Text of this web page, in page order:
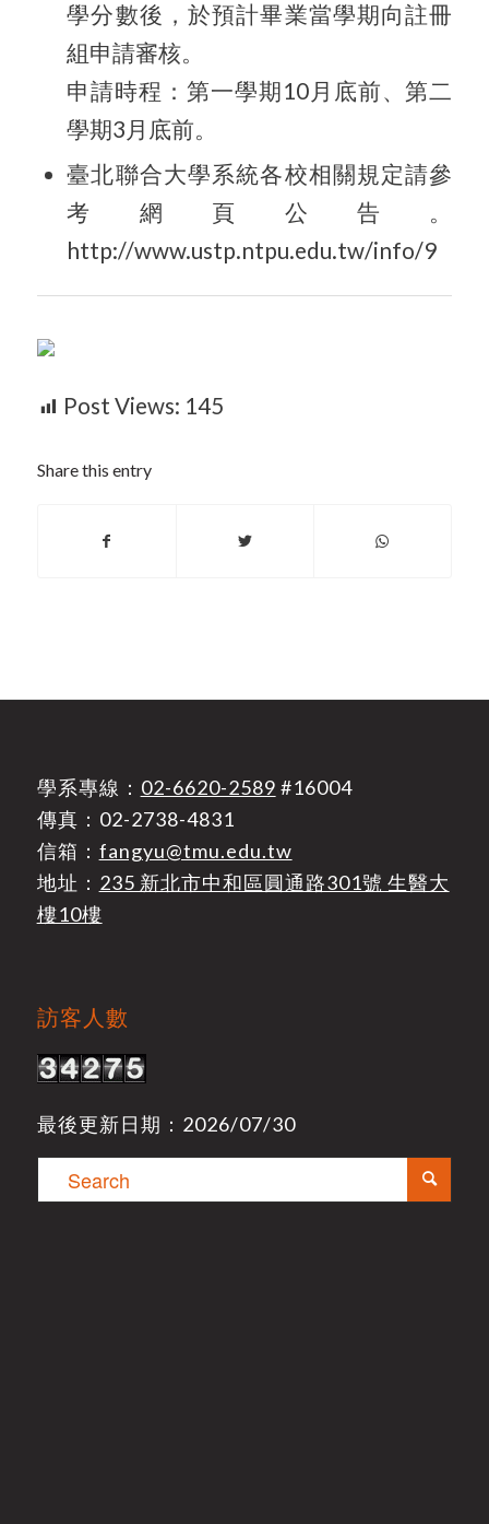
學分數後，於預計畢業當學期向註冊
組申請審核。
申請時程：第一學期10月底前、第二
學期3 月底前。
臺北聯合大學系統各校相關規定請參
考網頁公告。
http://www.ustp.ntpu.edu.tw/info/9
Post Views: 145
Share this entry
學系專線： 02-6620-2589 #16004
傳真：02-2738-4831
信箱： fangyu@tmu.edu.tw
地址： 235 新北市中和區圓通路301號 生醫大
樓10樓
訪客人數
最後更新日期：2026/07/30